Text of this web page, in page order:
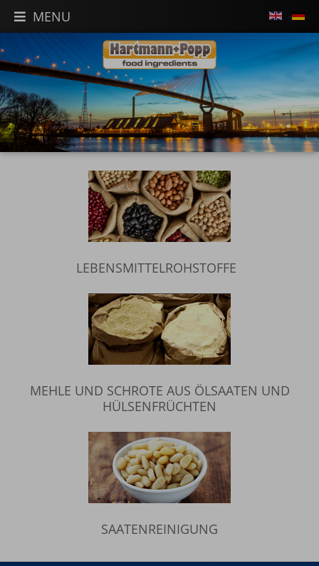
MENU
LEBENSMITTELROHSTOFFE
MEHLE UND SCHROTE AUS ÖLSAATEN UND
HÜLSENFRÜCHTEN
SAATENREINIGUNG